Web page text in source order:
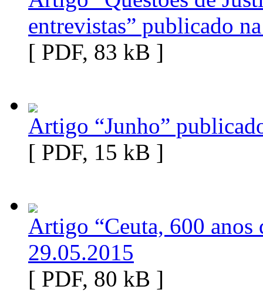
entrevistas” publicado
[ PDF, 83 kB ]
Artigo “Junho”
[ PDF, 15 kB ]
Artigo “Ceuta, 600 anos
29.05.2015
[ PDF, 80 kB ]